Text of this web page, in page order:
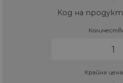
Код на
Крайна